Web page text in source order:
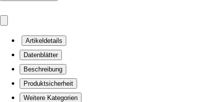
Artikeldetails
Datenblätter
Beschreibung
Produktsicherheit
Weitere Kategorien